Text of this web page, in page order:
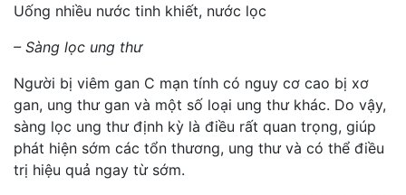
Uống nhiều nước tinh khiết, nước lọc
– Sàng lọc ung thư
Người bị viêm gan C mạn tính có nguy cơ cao bị xơ
gan, ung thư gan và một số loại ung thư khác. Do vậy,
sàng lọc ung thư định kỳ là điều rất quan trọng, giúp
phát hiện sớm các tổn thương, ung thư và có thể điều
trị hiệu quả ngay từ sớm.